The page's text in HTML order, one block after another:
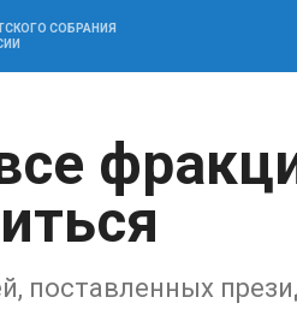
СОБРАНИЯ
поставленных